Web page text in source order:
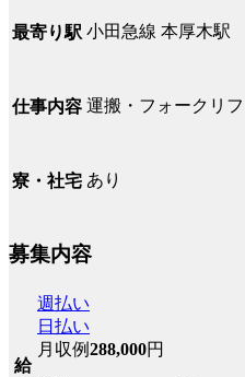
最寄り駅 小田急線 本厚木駅
仕事内容 運搬・フォークリ
寮・社宅 あり
募集内容
給
週払い
日払い
月収例288,000円